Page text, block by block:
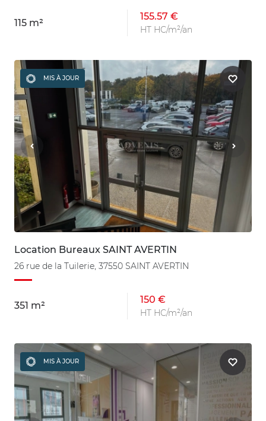
115 m²
155.57 €
HT HC/m²/an
MIS À JOUR
Location Bureaux SAINT AVERTIN
26 rue de la Tuilerie, 37550 SAINT AVERTIN
351 m²
150 €
HT HC/m²/an
MIS À JOUR